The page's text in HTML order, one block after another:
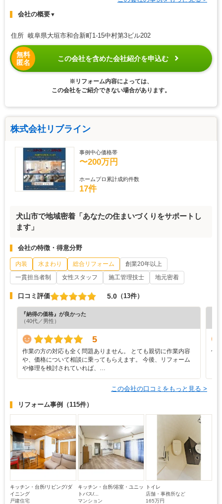
会社の概要▼
住所 岐阜県大垣市和合新町1-15中村第3ビル202
無料
匿名
この会社を含めた会社紹介を申込む
※リフォーム内容によっては、
この会社をご紹介できない場合があります。
株式会社リブライン
事例中心価格帯
〜200万円
ホームプロ累計成約件数
17件
犬山市で地域密着「あなたの住まいづくりをサポートし
ます」
会社の特徴・得意分野
内装 水まわり 総合リフォーム
創業20年以上
一貫担当者制
女性スタッフ 施工管理技士 地元密着
口コミ評価 5.0 （13件）
『納得の価格』が良かった
（40代／男性）
5
作業の方の対応も全く問題ありません。 とても親切に作業内容
や、価格について相談に乗ってもらえます。 今後、リフォーム
や修理を検討されていれば、…
仕
この会社の口コミをもっと見る >
リフォーム事例 （115件）
キッチン・台所/リビング/ダ
イニング
戸建住宅
キッチン・台所/浴室・ユニッ
トバス/...
マンション
トイレ
店舗・事務所など
165万円